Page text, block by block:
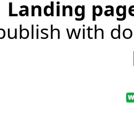
Landing
with